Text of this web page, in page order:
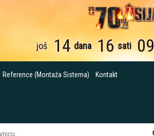
još 14 dana 16 sati 09
Reference (Montaža Sistema) Kontakt